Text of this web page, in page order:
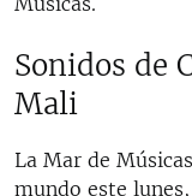
Sonidos de
Mali
La Mar de
mundo este